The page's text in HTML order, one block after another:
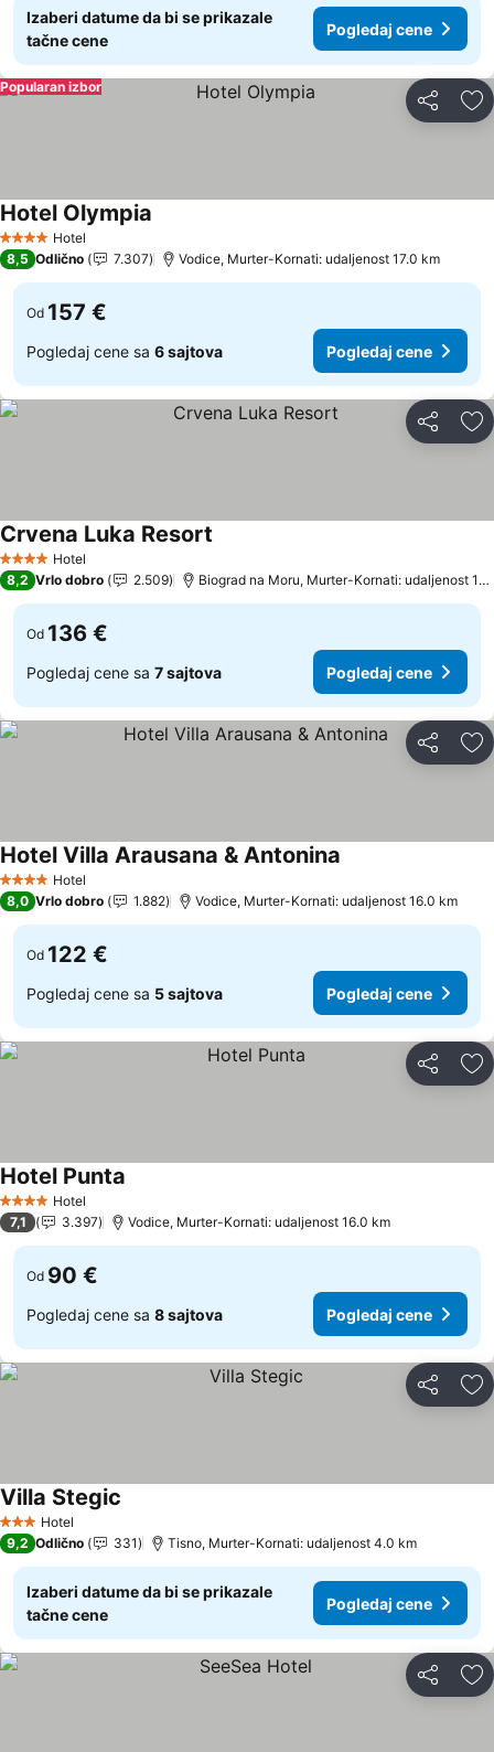
Izaberi datume da bi se prikazale
tačne cene
Pogledaj cene
Deli
Popularan izbor
4 ZvezdiceHotel
Hotel Olympia
8,5 Odlično 7.307 Vodice, Murter-Kornati: udaljenost 17.0 km
Od 157 €
Pogledaj cene sa 6 sajtova Pogledaj cene
Deli
4 ZvezdiceHotel
Crvena Luka Resort
8,2 Vrlo dobro 2.509 Biograd na Moru, Murter-Kornati: udaljenost
Od 136 €
Pogledaj cene sa 7 sajtova Pogledaj cene
Deli
4 ZvezdiceHotel
Hotel Villa Arausana & Antonina
8,0 Vrlo dobro 1.882 Vodice, Murter-Kornati: udaljenost 16.0 km
Od 122 €
Pogledaj cene sa 5 sajtova Pogledaj cene
Deli
4 ZvezdiceHotel
Hotel Punta
7,1 3.397 Vodice, Murter-Kornati: udaljenost 16.0 km
Od 90 €
Pogledaj cene sa 8 sajtova Pogledaj cene
Deli
3 Zvezdice
Hotel
Villa Stegic
9,2 Odlično 331 Tisno, Murter-Kornati: udaljenost 4.0 km
Izaberi datume da bi se prikazale
tačne cene
Pogledaj cene
Deli